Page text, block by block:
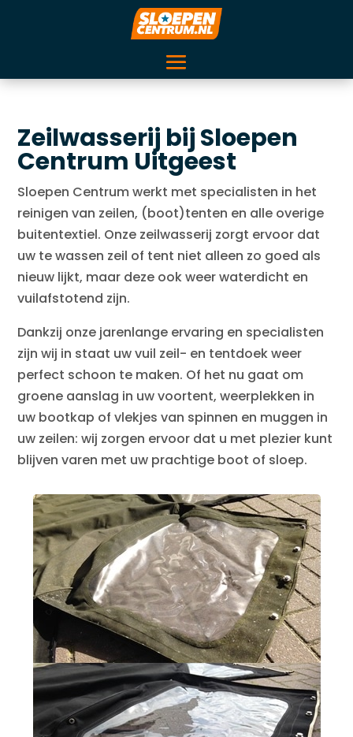
Zeilwasserij bij Sloepen
Centrum Uitgeest
Sloepen Centrum werkt met specialisten in het
reinigen van zeilen, (boot)tenten en alle overige
buitentextiel. Onze zeilwasserij zorgt ervoor dat
uw te wassen zeil of tent niet alleen zo goed als
nieuw lijkt, maar deze ook weer waterdicht en
vuilafstotend zijn.
Dankzij onze jarenlange ervaring en specialisten
zijn wij in staat uw vuil zeil- en tentdoek weer
perfect schoon te maken. Of het nu gaat om
groene aanslag in uw voortent, weerplekken in
uw bootkap of vlekjes van spinnen en muggen in
uw zeilen: wij zorgen ervoor dat u met plezier kunt
blijven varen met uw prachtige boot of sloep.